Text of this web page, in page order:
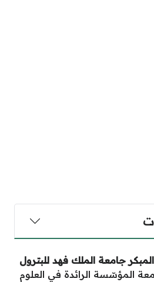
جامعة الملك فهد للبترول
المؤسّسة الرائدة في العلوم